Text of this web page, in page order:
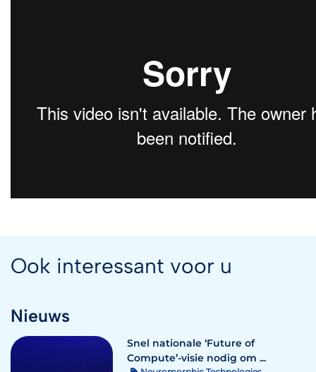
Ook interessant voor u
Nieuws
Snel nationale ‘Future of
Compute’-visie nodig om ...